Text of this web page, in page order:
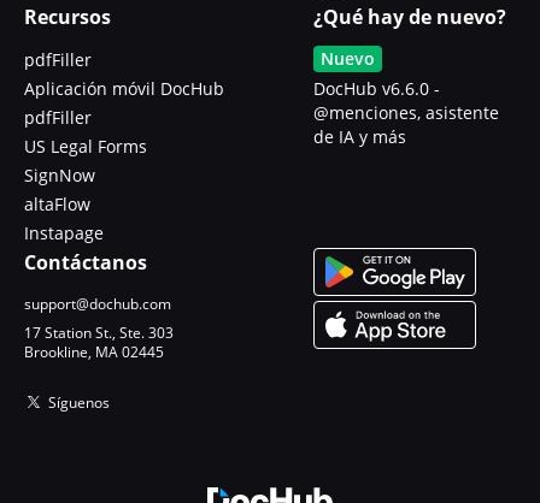
Recursos
pdfFiller
Aplicación móvil DocHub
pdfFiller
US Legal Forms
SignNow
altaFlow
Instapage
¿Qué hay de nuevo?
Nuevo
DocHub v6.6.0 -
@menciones, asistente
de IA y más
Contáctanos
support@dochub.com
17 Station St., Ste. 303
Brookline, MA 02445
Síguenos